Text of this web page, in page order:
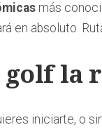
más
en absoluto.
golf la
iniciarte, o